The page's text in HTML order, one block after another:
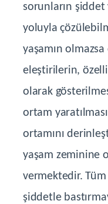
sorunların
yoluyla
yaşamın
eleştirilerin,
olarak
ortam
ortamını
yaşam zeminine
vermektedir.
şiddetle